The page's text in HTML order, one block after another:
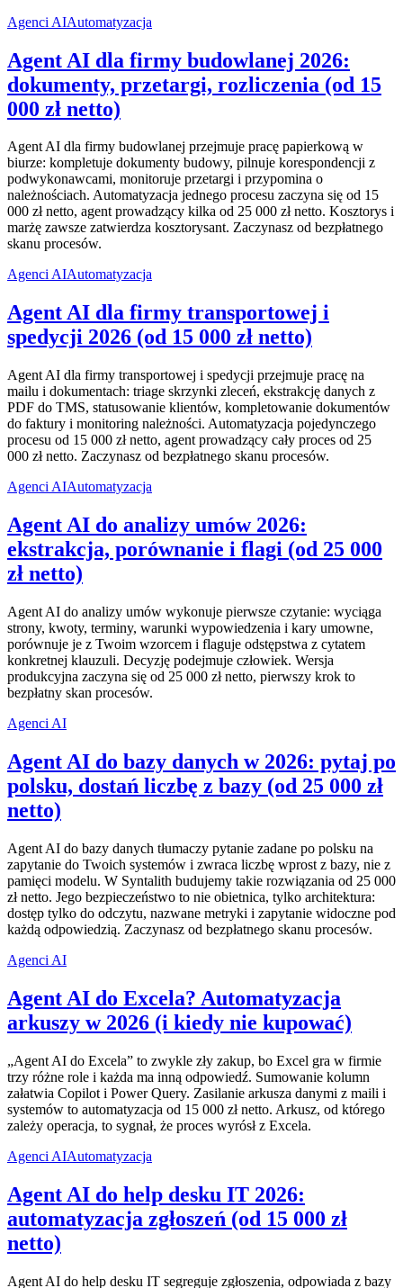
Agenci AIAutomatyzacja
Agent AI dla firmy budowlanej 2026:
dokumenty, przetargi, rozliczenia (od 15
000 zł netto)
Agent AI dla firmy budowlanej przejmuje pracę papierkową w
biurze: kompletuje dokumenty budowy, pilnuje korespondencji z
podwykonawcami, monitoruje przetargi i przypomina o
należnościach. Automatyzacja jednego procesu zaczyna się od 15
000 zł netto, agent prowadzący kilka od 25 000 zł netto. Kosztorys i
marżę zawsze zatwierdza kosztorysant. Zaczynasz od bezpłatnego
skanu procesów.
Agenci AIAutomatyzacja
Agent AI dla firmy transportowej i
spedycji 2026 (od 15 000 zł netto)
Agent AI dla firmy transportowej i spedycji przejmuje pracę na
mailu i dokumentach: triage skrzynki zleceń, ekstrakcję danych z
PDF do TMS, statusowanie klientów, kompletowanie dokumentów
do faktury i monitoring należności. Automatyzacja pojedynczego
procesu od 15 000 zł netto, agent prowadzący cały proces od 25
000 zł netto. Zaczynasz od bezpłatnego skanu procesów.
Agenci AIAutomatyzacja
Agent AI do analizy umów 2026:
ekstrakcja, porównanie i flagi (od 25 000
zł netto)
Agent AI do analizy umów wykonuje pierwsze czytanie: wyciąga
strony, kwoty, terminy, warunki wypowiedzenia i kary umowne,
porównuje je z Twoim wzorcem i flaguje odstępstwa z cytatem
konkretnej klauzuli. Decyzję podejmuje człowiek. Wersja
produkcyjna zaczyna się od 25 000 zł netto, pierwszy krok to
bezpłatny skan procesów.
Agenci AI
Agent AI do bazy danych w 2026: pytaj po
polsku, dostań liczbę z bazy (od 25 000 zł
netto)
Agent AI do bazy danych tłumaczy pytanie zadane po polsku na
zapytanie do Twoich systemów i zwraca liczbę wprost z bazy, nie z
pamięci modelu. W Syntalith budujemy takie rozwiązania od 25 000
zł netto. Jego bezpieczeństwo to nie obietnica, tylko architektura:
dostęp tylko do odczytu, nazwane metryki i zapytanie widoczne pod
każdą odpowiedzią. Zaczynasz od bezpłatnego skanu procesów.
Agenci AI
Agent AI do Excela? Automatyzacja
arkuszy w 2026 (i kiedy nie kupować)
„Agent AI do Excela” to zwykle zły zakup, bo Excel gra w firmie
trzy różne role i każda ma inną odpowiedź. Sumowanie kolumn
załatwia Copilot i Power Query. Zasilanie arkusza danymi z maili i
systemów to automatyzacja od 15 000 zł netto. Arkusz, od którego
zależy operacja, to sygnał, że proces wyrósł z Excela.
Agenci AIAutomatyzacja
Agent AI do help desku IT 2026:
automatyzacja zgłoszeń (od 15 000 zł
netto)
Agent AI do help desku IT segreguje zgłoszenia, odpowiada z bazy